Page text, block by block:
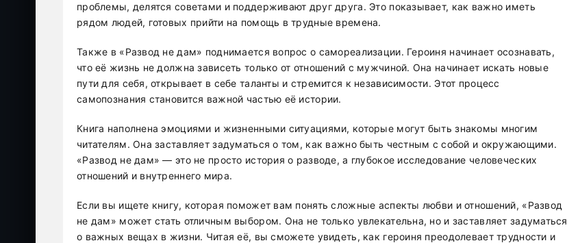
проблемы, делятся советами и поддерживают друг друга. Это показывает, как важно иметь
рядом людей, готовых прийти на помощь в трудные времена.
Также в «Развод не дам» поднимается вопрос о самореализации. Героиня начинает осознавать,
что её жизнь не должна зависеть только от отношений с мужчиной. Она начинает искать новые
пути для себя, открывает в себе таланты и стремится к независимости. Этот процесс
самопознания становится важной частью её истории.
Книга наполнена эмоциями и жизненными ситуациями, которые могут быть знакомы многим
читателям. Она заставляет задуматься о том, как важно быть честным с собой и окружающими.
«Развод не дам» — это не просто история о разводе, а глубокое исследование человеческих
отношений и внутреннего мира.
Если вы ищете книгу, которая поможет вам понять сложные аспекты любви и отношений, «Развод
не дам» может стать отличным выбором. Она не только увлекательна, но и заставляет задуматься
о важных вещах в жизни. Читая её, вы сможете увидеть, как героиня преодолевает трудности и